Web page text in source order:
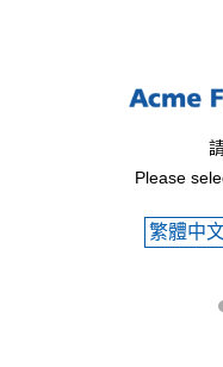
Please
繁體中